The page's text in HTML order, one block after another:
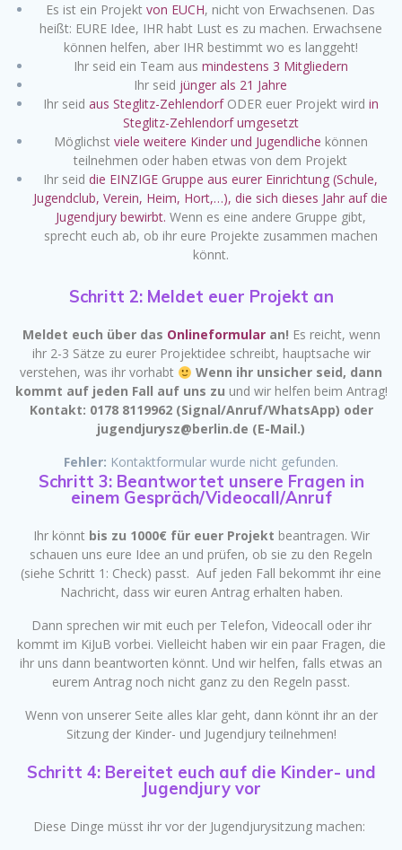
Es ist ein Projekt von EUCH, nicht von Erwachsenen. Das
heißt: EURE Idee, IHR habt Lust es zu machen. Erwachsene
können helfen, aber IHR bestimmt wo es langgeht!
Ihr seid ein Team aus mindestens 3 Mitgliedern
Ihr seid jünger als 21 Jahre
Ihr seid aus Steglitz-ZehlendorfODER euer Projekt wird in
Steglitz-Zehlendorf umgesetzt
Möglichst viele weitere Kinder und Jugendliche können
teilnehmen oder haben etwas von dem Projekt
Ihr seid die EINZIGE Gruppe aus eurer Einrichtung (Schule,
Jugendclub, Verein, Heim, Hort,…), die sich dieses Jahr auf die
Jugendjury bewirbt. Wenn es eine andere Gruppe gibt,
sprecht euch ab, ob ihr eure Projekte zusammen machen
könnt.
Schritt 2: Meldet euer Projekt an
Meldet euch über das Onlineformular an! Es reicht, wenn
ihr 2-3 Sätze zu eurer Projektidee schreibt, hauptsache wir
verstehen, was ihr vorhabt
Wenn ihr unsicher seid, dann
kommt auf jeden Fall auf uns zu und wir helfen beim Antrag!
Kontakt: 0178 8119962 (Signal/Anruf/WhatsApp) oder
jugendjurysz@berlin.de (E-Mail.)
Fehler: Kontaktformular wurde nicht gefunden.
Schritt 3: Beantwortet unsere Fragen in
einem Gespräch/Videocall/Anruf
Ihr könnt bis zu 1000€ für euer Projekt beantragen. Wir
schauen uns eure Idee an und prüfen, ob sie zu den Regeln
(siehe Schritt 1: Check) passt. Auf jeden Fall bekommt ihr eine
Nachricht, dass wir euren Antrag erhalten haben.
Dann sprechen wir mit euch per Telefon, Videocall oder ihr
kommt im KiJuB vorbei. Vielleicht haben wir ein paar Fragen, die
ihr uns dann beantworten könnt. Und wir helfen, falls etwas an
eurem Antrag noch nicht ganz zu den Regeln passt.
Wenn von unserer Seite alles klar geht, dann könnt ihr an der
Sitzung der Kinder- und Jugendjury teilnehmen!
Schritt 4: Bereitet euch auf die Kinder- und
Jugendjury vor
Diese Dinge müsst ihr vor der Jugendjurysitzung machen: